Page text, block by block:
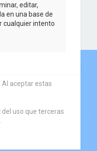
editar,
en una base de
cualquier intento
Al aceptar estas
uso que terceras